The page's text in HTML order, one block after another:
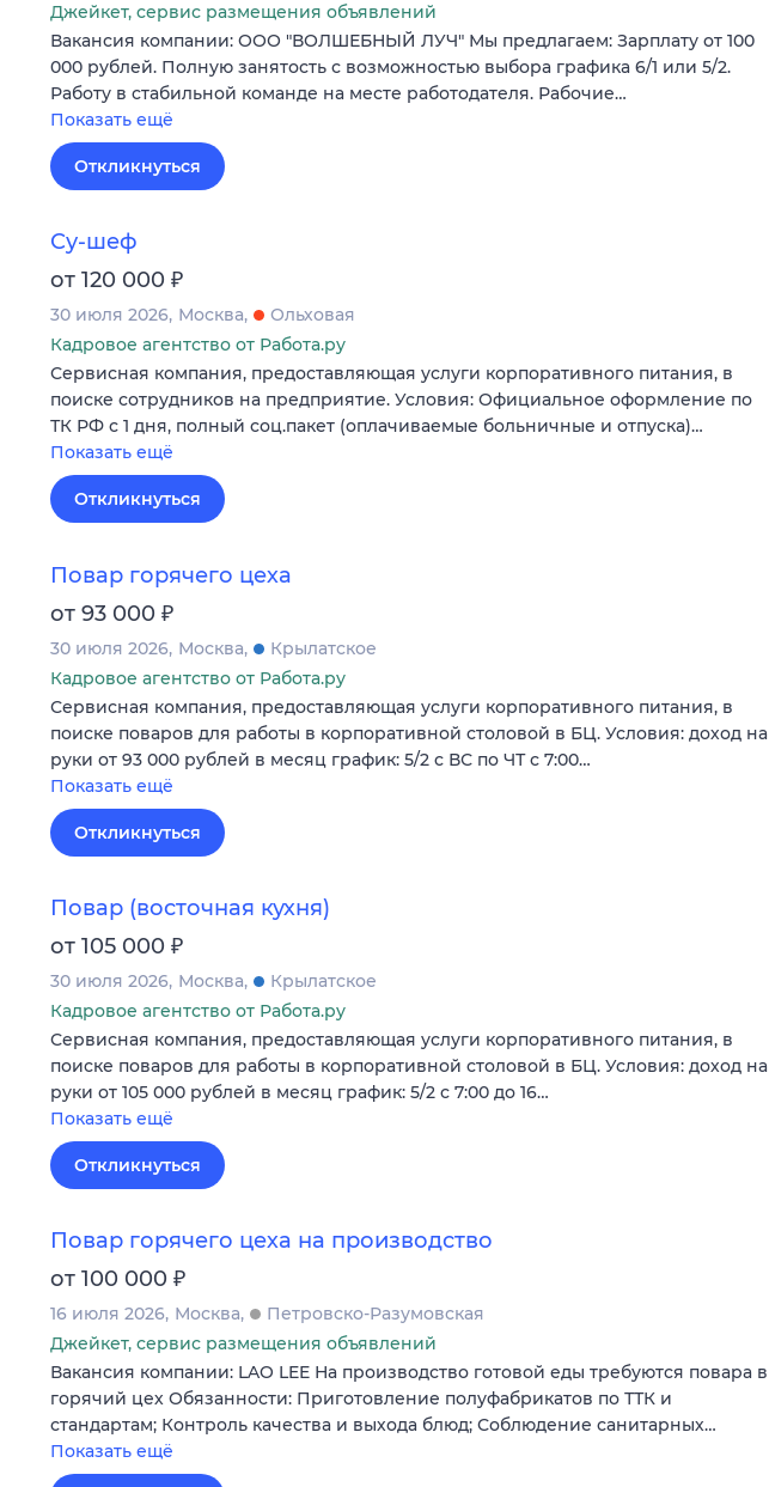
Джейкет, сервис размещения объявлений
Вакансия компании: ООО "ВОЛШЕБНЫЙ ЛУЧ" Мы предлагаем: Зарплату от 100
000 рублей. Полную занятость с возможностью выбора графика 6/1 или 5/2.
Работу в стабильной команде на месте работодателя. Рабочие…
Показать ещё
Откликнуться
Су-шеф
от 120 000 ₽
30 июля 2026 Москва
Ольховая
Кадровое агентство от Работа.ру
Сервисная компания, предоставляющая услуги корпоративного питания, в
поиске сотрудников на предприятие. Условия: Официальное оформление по
ТК РФ с 1 дня, полный соц.пакет (оплачиваемые больничные и отпуска)…
Показать ещё
Откликнуться
Повар горячего цеха
от 93 000 ₽
30 июля 2026 Москва
Крылатское
Кадровое агентство от Работа.ру
Сервисная компания, предоставляющая услуги корпоративного питания, в
поиске поваров для работы в корпоративной столовой в БЦ. Условия: доход на
руки от 93 000 рублей в месяц график: 5/2 с ВС по ЧТ с 7:00…
Показать ещё
Откликнуться
Повар (восточная кухня)
от 105 000 ₽
30 июля 2026 Москва
Крылатское
Кадровое агентство от Работа.ру
Сервисная компания, предоставляющая услуги корпоративного питания, в
поиске поваров для работы в корпоративной столовой в БЦ. Условия: доход на
руки от 105 000 рублей в месяц график: 5/2 с 7:00 до 16…
Показать ещё
Откликнуться
Повар горячего цеха на производство
от 100 000 ₽
16 июля 2026 Москва
Петровско-Разумовская
Джейкет, сервис размещения объявлений
Вакансия компании: LAO LEE На производство готовой еды требуются повара в
горячий цех Обязанности: Приготовление полуфабрикатов по ТТК и
стандартам; Контроль качества и выхода блюд; Соблюдение санитарных…
Показать ещё